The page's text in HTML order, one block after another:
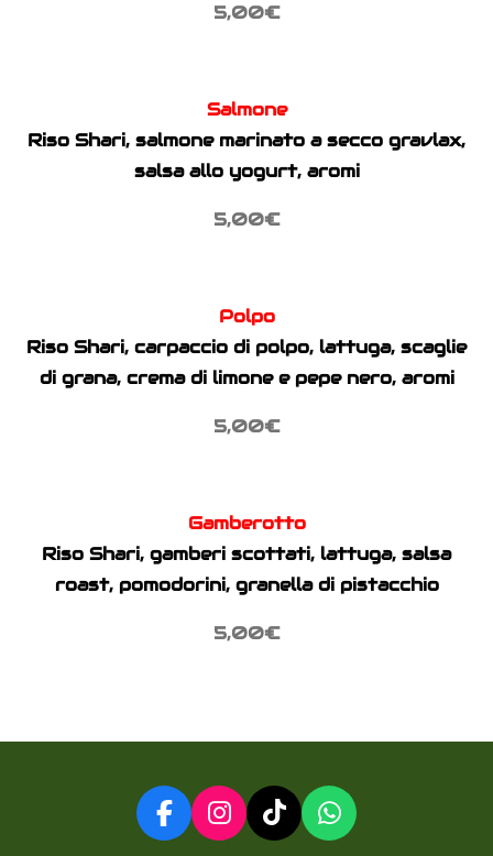
5,00€
Salmone
Riso Shari, salmone marinato a secco gravlax,
salsa allo yogurt, aromi
5,00€
Polpo
Riso Shari, carpaccio di polpo, lattuga, scaglie
di grana, crema di limone e pepe nero, aromi
5,00€
Gamberotto
Riso Shari, gamberi scottati, lattuga, salsa
roast, pomodorini, granella di pistacchio
5,00€
F
I
T
W